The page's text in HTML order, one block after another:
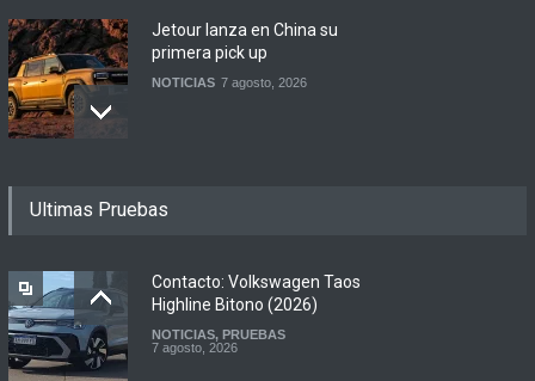
Jetour lanza en China su
primera pick up
NOTICIAS 7 agosto, 2026
renovadas S2 y Skua 150 en
7 agosto, 2026
Argentina y Ecuador
Ultimas Pruebas
Contacto: Volkswagen Taos
Highline Bitono (2026)
NOTICIAS, PRUEBAS
7 agosto, 2026